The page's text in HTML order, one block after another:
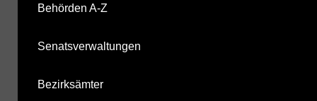
Behörden A-Z
Senatsverwaltungen
Bezirksämter